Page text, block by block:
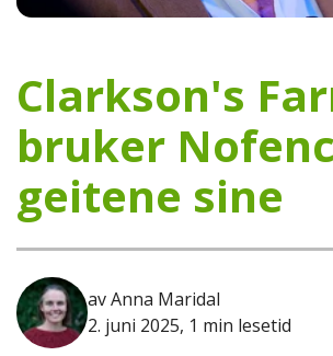
Clarkson's
bruker
geitene sine
av Anna Maridal
2. juni 2025, 1 min lesetid